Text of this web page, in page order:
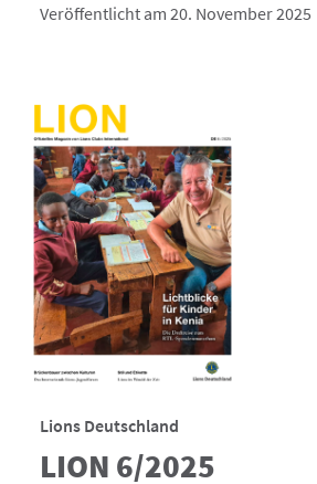
Veröffentlicht am 20. November 2025
Lions Deutschland
LION 6/2025